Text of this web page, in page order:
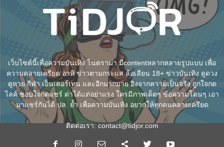
เว็บไซต์นี้เพื่อความบันเทิง โนดราม่า มีcontentหลากหลายรูปแบบ เพื่อ
ความคลายเครียด อาทิ ข่าวตามกระแส ล้อเลียน 18+ ข่าวบันเทิง ดูดวง
ดูหวย กีฬา เอ็นเตอร์เทน และอีกมากมาย อิงจากความเป็นจริง ถูกใจกด
ไลค์ ชอบใจกดแชร์ ด่าได้แต่อย่าแรง ใครมีภาพเด็ดๆ ข้อความโดนๆ เอา
มาแชร์กันได้ ปล. ย้ำ เพื่อความบันเทิง อยากให้ทุกคนคลายเครียด
ติดต่อเรา: contact@tidjor.com